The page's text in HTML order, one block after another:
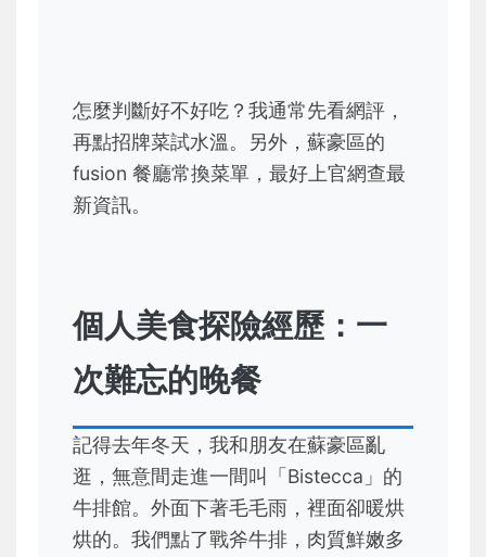
怎麼判斷好不好吃？我通常先看網評，
再點招牌菜試水溫。另外，蘇豪區的
fusion 餐廳常換菜單，最好上官網查最
新資訊。
個人美食探險經歷：一
次難忘的晚餐
記得去年冬天，我和朋友在蘇豪區亂
逛，無意間走進一間叫「Bistecca」的
牛排館。外面下著毛毛雨，裡面卻暖烘
烘的。我們點了戰斧牛排，肉質鮮嫩多